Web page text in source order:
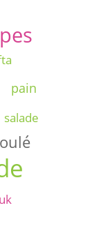
pain
salade